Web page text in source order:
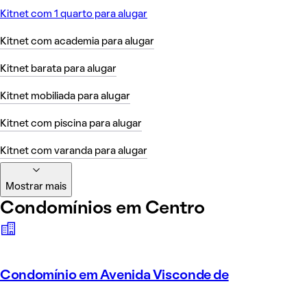
Kitnet com 1 quarto para alugar
Kitnet com academia para alugar
Kitnet barata para alugar
Kitnet mobiliada para alugar
Kitnet com piscina para alugar
Kitnet com varanda para alugar
Mostrar mais
Condomínios em Centro
Condomínio em Avenida Visconde de